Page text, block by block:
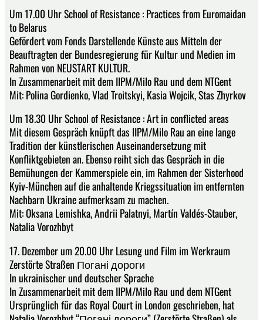
Um 17.00 Uhr School of Resistance : Practices from Euromaidan
to Belarus
Gefördert vom Fonds Darstellende Künste aus Mitteln der
Beauftragten der Bundesregierung für Kultur und Medien im
Rahmen von NEUSTART KULTUR.
In Zusammenarbeit mit dem IIPM/Milo Rau und dem NTGent
Mit: Polina Gordienko, Vlad Troitskyi, Kasia Wojcik, Stas Zhyrkov
Um 18.30 Uhr School of Resistance : Art in conflicted areas
Mit diesem Gespräch knüpft das IIPM/Milo Rau an eine lange
Tradition der künstlerischen Auseinandersetzung mit
Konfliktgebieten an. Ebenso reiht sich das Gespräch in die
Bemühungen der Kammerspiele ein, im Rahmen der Sisterhood
Kyiv-München auf die anhaltende Kriegssituation im entfernten
Nachbarn Ukraine aufmerksam zu machen.
Mit: Oksana Lemishka, Andrii Palatnyi, Martín Valdés-Stauber,
Natalia Vorozhbyt
17. Dezember um 20.00 Uhr Lesung und Film im Werkraum
Zerstörte Straßen Погані дороги
In ukrainischer und deutscher Sprache
In Zusammenarbeit mit dem IIPM/Milo Rau und dem NTGent
Ursprünglich für das Royal Court in London geschrieben, hat